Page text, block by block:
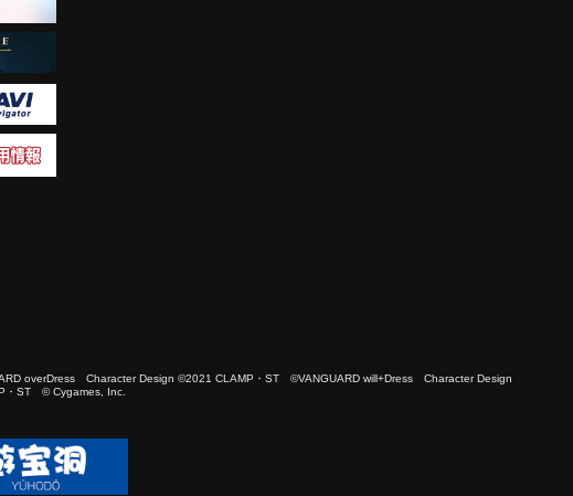
overDress Character Design ©2021 CLAMP・ST ©VANGUARD will+Dress Character Design
・ST © Cygames, Inc.